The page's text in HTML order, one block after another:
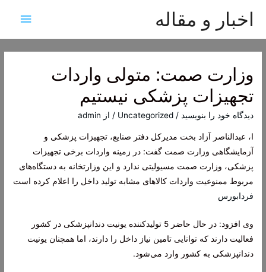
اخبار و مقاله
اصلی
وزارت صمت: متولی واردات
تجهیزات پزشکی نیستیم
دیدگاه‌ خود را بنویسید /
Uncategorized / از admin
ا، عبدالناصر آزاد بخت مدیرکل دفتر صنایع، تجهیزات پزشکی و
آزمایشگاهی وزارت صمت گفت: در زمینه واردات برخی تجهیزات
پزشکی، وزارت صمت مسيولیتی ندارد و این وزارتخانه به دستگاه‌های
مربوط ممنوعیت واردات کالا‌های مشابه تولید داخل را اعلام کرده است
فردابورس
وی افزود: در حال حاضر 5 تولیدکننده یونیت دندانپزشکی در کشور
فعالیت دارند که توانایی تامین نیاز داخل را دارند، اما همچنان یونیت
دندانپزشکی به کشور وارد می‌شود.